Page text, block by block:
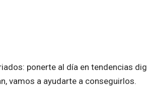
ponerte al día en tendencias
vamos a ayudarte a conseguirlos.